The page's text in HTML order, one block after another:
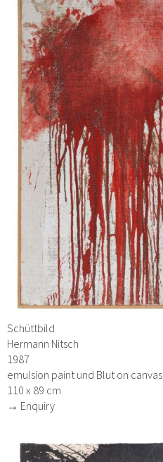
Schüttbild
Hermann Nitsch
1987
emulsion paint und Blut on canvas
110 x 89 cm
→ Enquiry